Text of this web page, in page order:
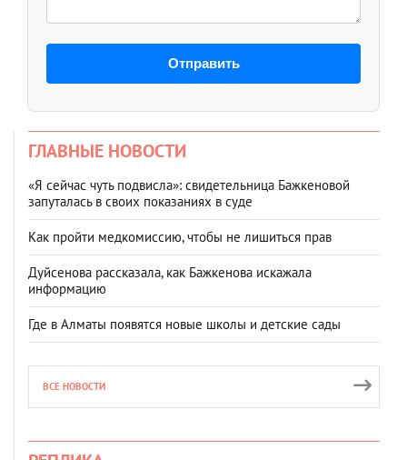
Отправить
ГЛАВНЫЕ НОВОСТИ
«Я сейчас чуть подвисла»: свидетельница Бажкеновой
запуталась в своих показаниях в суде
Как пройти медкомиссию, чтобы не лишиться прав
Дуйсенова рассказала, как Бажкенова искажала
информацию
Где в Алматы появятся новые школы и детские сады
ВСЕ НОВОСТИ